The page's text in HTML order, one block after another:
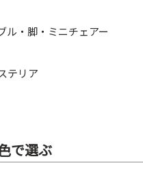
ル・脚・ミニチェアー
テリア
で選ぶ